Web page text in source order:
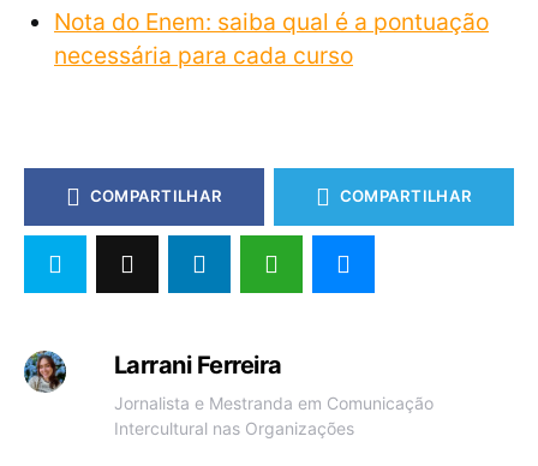
Nota do Enem: saiba qual é a pontuação
necessária para cada curso
COMPARTILHAR COMPARTILHAR
Larrani Ferreira
Jornalista e Mestranda em Comunicação
Intercultural nas Organizações